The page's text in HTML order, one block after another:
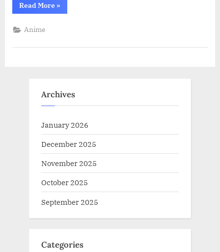
Read More“All
You
Tayang
Awal
»
Anime
Archives
January 2026
December 2025
November 2025
October 2025
September 2025
Categories